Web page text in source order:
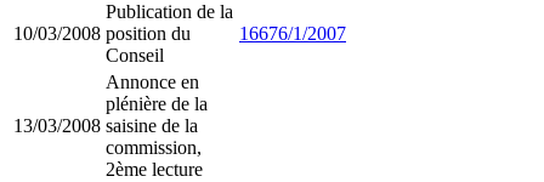
10/03/2008
Publication de la
position du
Conseil
16676/1/2007
13/03/2008
Annonce en
plénière de la
saisine de la
commission,
2ème lecture